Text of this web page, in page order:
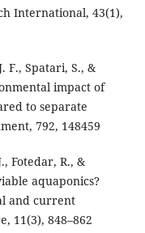
International, 43(1),
F., Spatari, S., &
impact of
to separate
792, 148459
Fotedar, R., &
aquaponics?
and current
11(3), 848–862